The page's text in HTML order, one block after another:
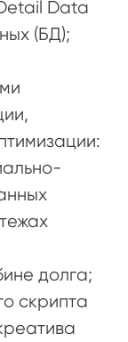
Data
(БД);
долга;
скрипта